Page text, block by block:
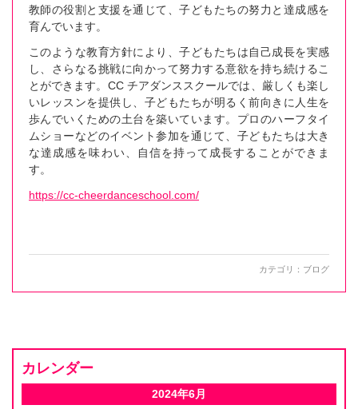
教師の役割と支援を通じて、子どもたちの努力と達成感を
育んでいます。
このような教育方針により、子どもたちは自己成長を実感
し、さらなる挑戦に向かって努力する意欲を持ち続けるこ
とができます。CC チアダンススクールでは、厳しくも楽し
いレッスンを提供し、子どもたちが明るく前向きに人生を
歩んでいくための土台を築いています。プロのハーフタイ
ムショーなどのイベント参加を通じて、子どもたちは大き
な達成感を味わい、自信を持って成長することができま
す。
https://cc-cheerdanceschool.com/
カテゴリ： ブログ
カレンダー
2024年6月